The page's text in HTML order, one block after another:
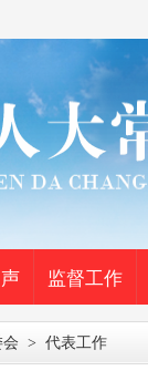
监督工作
会 > 代表工作